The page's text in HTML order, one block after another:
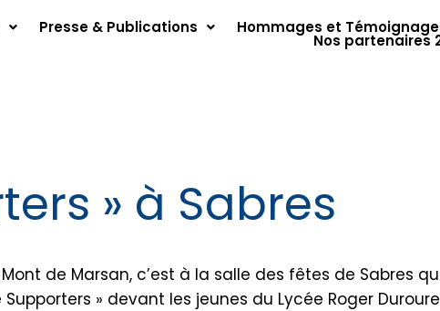
Presse & Publications Hommages et
Nos partenaires
» à Sabres
de Marsan, c’est à la salle des fêtes de Sabres
» devant les jeunes du Lycée Roger